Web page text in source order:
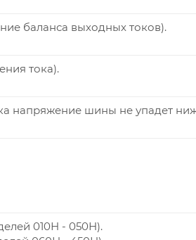
баланса выходных токов).
тока).
напряжение шины не упадет
010Н - 050Н).